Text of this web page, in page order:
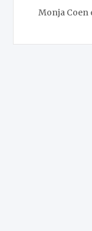
Monja Coen